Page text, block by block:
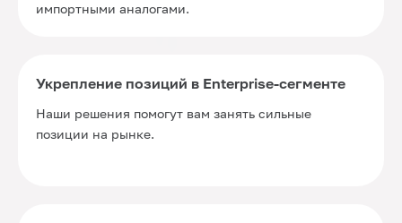
импортными аналогами.
Укрепление позиций в Enterprise-сегменте
Наши решения помогут вам занять сильные
позиции на рынке.